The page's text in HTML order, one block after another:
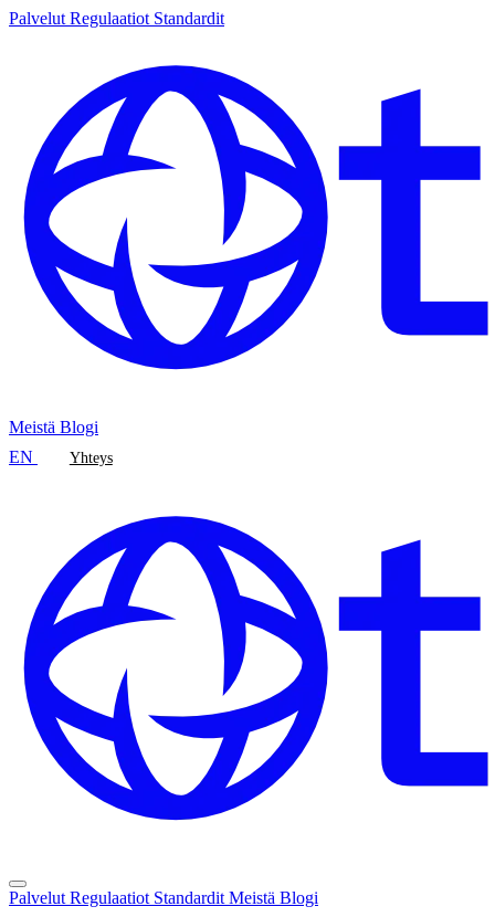
Palvelut Regulaatiot Standardit
Meistä Blogi
EN
Yhteys
Palvelut Regulaatiot Standardit Meistä Blogi